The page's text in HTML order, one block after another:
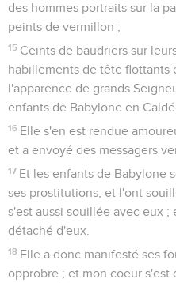
des hommes portraits sur la
peints de vermillon ;
15 Ceints de baudriers sur
habillements de tête flottants
l'apparence de grands
enfants de Babylone en
16 Elle s'en est rendue
et a envoyé des messagers
17 Et les enfants de Babylone
ses prostitutions, et l'ont
s'est aussi souillée avec eux ;
détaché d'eux.
18 Elle a donc manifesté ses
opprobre ; et mon coeur